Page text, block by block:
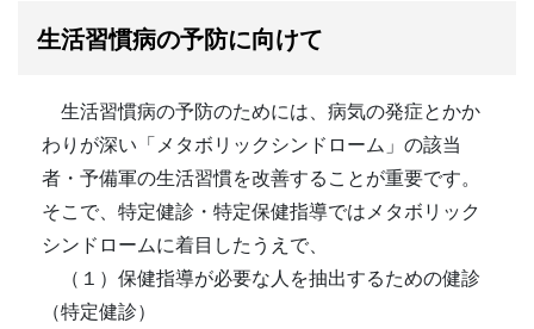
生活習慣病の予防に向けて
生活習慣病の予防のためには、病気の発症とかか
わりが深い「メタボリックシンドローム」の該当
者・予備軍の生活習慣を改善することが重要です。
そこで、特定健診・特定保健指導ではメタボリック
シンドロームに着目したうえで、
（１）保健指導が必要な人を抽出するための健診
（特定健診）